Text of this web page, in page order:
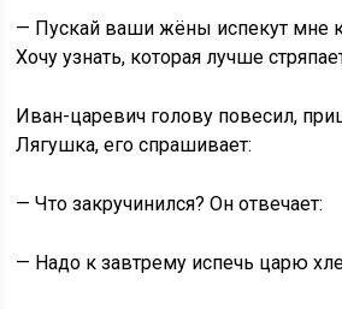
— Пускай ваши жёны испекут мне
Хочу узнать, которая лучше
Иван-царевич голову повесил,
Лягушка, его спрашивает:
— Что закручинился? Он отвечает:
— Надо к завтрему испечь царю